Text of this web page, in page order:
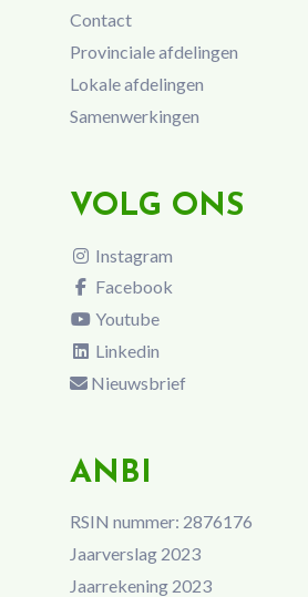
Contact
Provinciale afdelingen
Lokale afdelingen
Samenwerkingen
VOLG ONS
Instagram
Facebook
Youtube
Linkedin
Nieuwsbrief
ANBI
RSIN nummer: 2876176
Jaarverslag 2023
Jaarrekening 2023